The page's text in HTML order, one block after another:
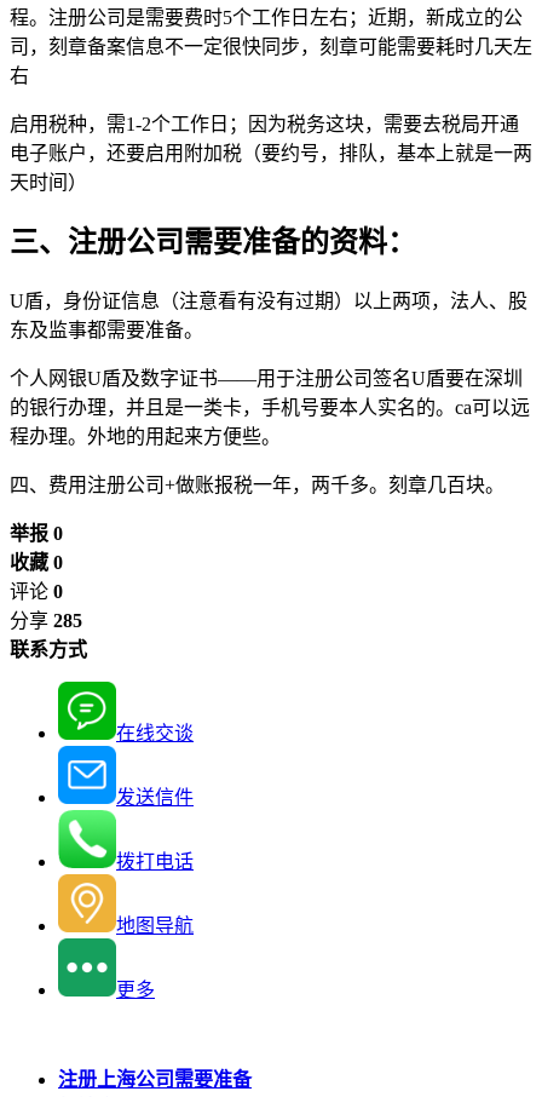
程。注册公司是需要费时5个工作日左右；近期，新成立的公
司，刻章备案信息不一定很快同步，刻章可能需要耗时几天左
右
启用税种，需1-2个工作日；因为税务这块，需要去税局开通
电子账户，还要启用附加税（要约号，排队，基本上就是一两
天时间）
三、注册公司需要准备的资料：
U盾，身份证信息（注意看有没有过期）以上两项，法人、股
东及监事都需要准备。
个人网银U盾及数字证书——用于注册公司签名U盾要在深圳
的银行办理，并且是一类卡，手机号要本人实名的。ca可以远
程办理。外地的用起来方便些。
四、费用注册公司+做账报税一年，两千多。刻章几百块。
举报 0
收藏 0
评论 0
分享 285
联系方式
在线交谈
发送信件
拨打电话
地图导航
更多
注册上海公司需要准备